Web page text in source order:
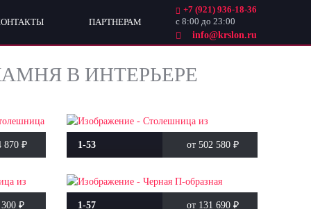
ПАРТНЕРАМ
+7 (921) 936-18-36
с 8:00 до 23:00
info@krslon.ru
В ИНТЕРЬЕРЕ
870 ₽ 1-53 от 502 580 ₽
₽ 1-57 от 131 690 ₽